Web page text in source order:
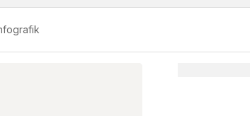
Terkini Hari Ini -